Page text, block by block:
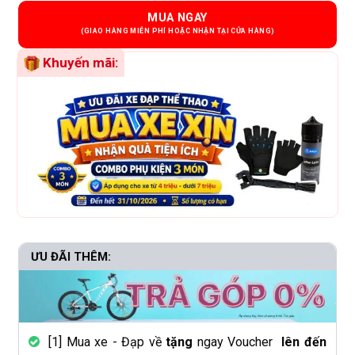
MUA NGAY
Khuyến mãi:
ƯU ĐÃI THÊM:
[1] Mua xe - Đạp vềtặng ngay Voucher lên đến